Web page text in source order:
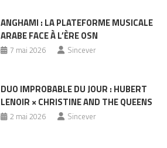
ANGHAMI : LA PLATEFORME MUSICALE
ARABE FACE À L’ÈRE OSN
7 mai 2026 Sincever
DUO IMPROBABLE DU JOUR : HUBERT
LENOIR × CHRISTINE AND THE QUEENS
2 mai 2026 Sincever